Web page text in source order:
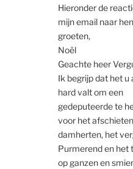
Hieronder de
mijn email naar
groeten,
Noël
Geachte heer
Ik begrijp dat het
hard valt om een
gedeputeerde te
voor het
damherten, het
Purmerend en het
op ganzen en